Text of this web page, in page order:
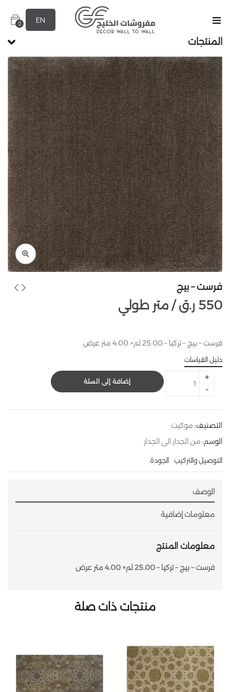
EN
0
المنتجات
فرست – بيج
متر طولي / 550 ر.ق
فرست – بيج – تركيا – 25.00 لم× 4.00 متر عرض
دليل القياسات
إضافة إلى السلة
التصنيف: موكيت
الوسم: من الجدار الى الجدار
التوصيل والتركيب الجودة
الوصف
معلومات إضافية
معلومات المنتج
فرست – بيج – تركيا – 25.00 لم× 4.00 متر عرض
منتجات ذات صلة